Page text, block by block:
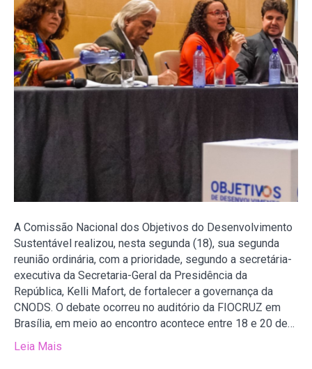
A Comissão Nacional dos Objetivos do Desenvolvimento
Sustentável realizou, nesta segunda (18), sua segunda
reunião ordinária, com a prioridade, segundo a secretária-
executiva da Secretaria-Geral da Presidência da
República, Kelli Mafort, de fortalecer a governança da
CNODS. O debate ocorreu no auditório da FIOCRUZ em
Brasília, em meio ao encontro acontece entre 18 e 20 de…
Leia Mais